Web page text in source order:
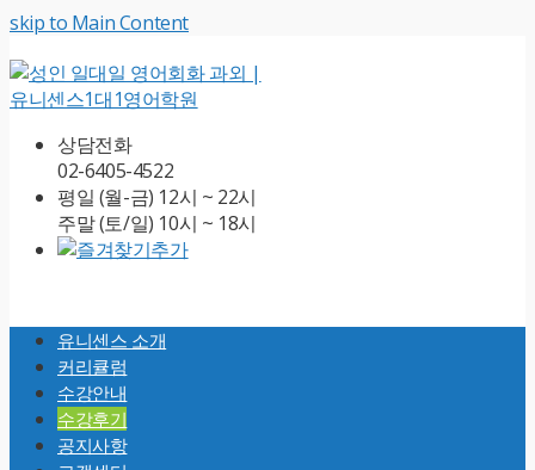
skip to Main Content
상담전화
02-6405-4522
평일 (월-금) 12시 ~ 22시
주말 (토/일) 10시 ~ 18시
Menu유니센스 소개
커리큘럼
수강안내
수강후기
공지사항